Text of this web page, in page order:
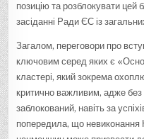
позицію та розблокувати цей
засіданні Ради ЄС із
Загалом, переговори про
ключовим серед яких є
кластері, який зокрема
критично важливим, адже
заблокований, навіть за
попередила, що